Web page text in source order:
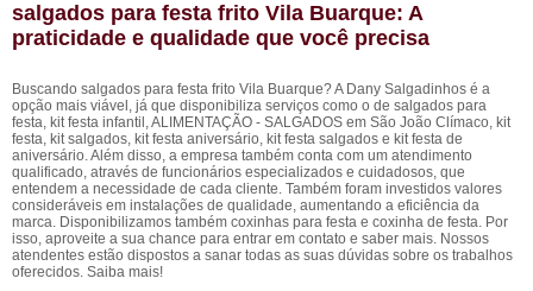
salgados para festa frito Vila Buarque: A
praticidade e qualidade que você precisa
Buscando salgados para festa frito Vila Buarque? A Dany Salgadinhos é a
opção mais viável, já que disponibiliza serviços como o de salgados para
festa, kit festa infantil, ALIMENTAÇÃO - SALGADOS em São João Clímaco, kit
festa, kit salgados, kit festa aniversário, kit festa salgados e kit festa de
aniversário. Além disso, a empresa também conta com um atendimento
qualificado, através de funcionários especializados e cuidadosos, que
entendem a necessidade de cada cliente. Também foram investidos valores
consideráveis em instalações de qualidade, aumentando a eficiência da
marca. Disponibilizamos também coxinhas para festa e coxinha de festa. Por
isso, aproveite a sua chance para entrar em contato e saber mais. Nossos
atendentes estão dispostos a sanar todas as suas dúvidas sobre os trabalhos
oferecidos. Saiba mais!